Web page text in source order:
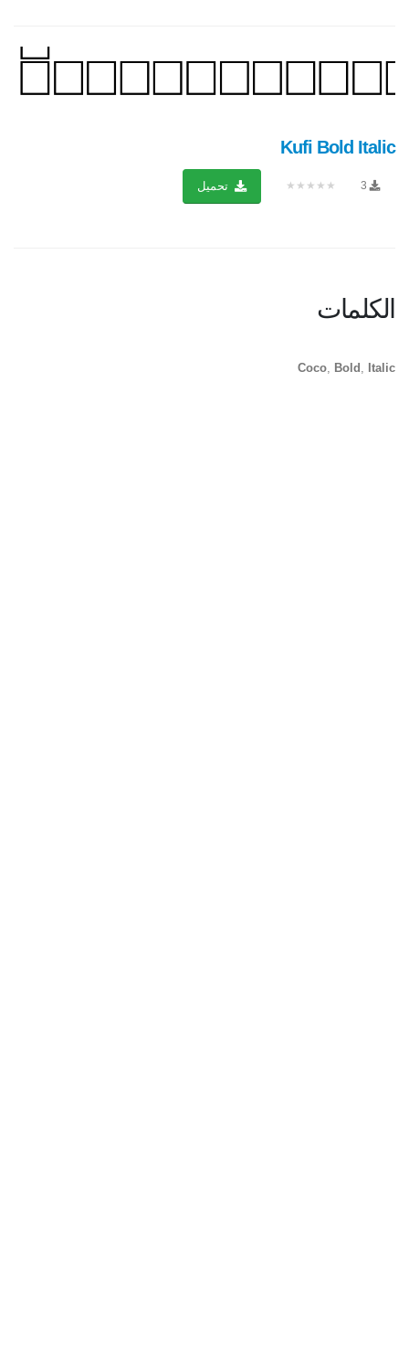
Kufi Bold Italic
3
★★★★★ تحميل
الكلمات
Coco Bold Italic